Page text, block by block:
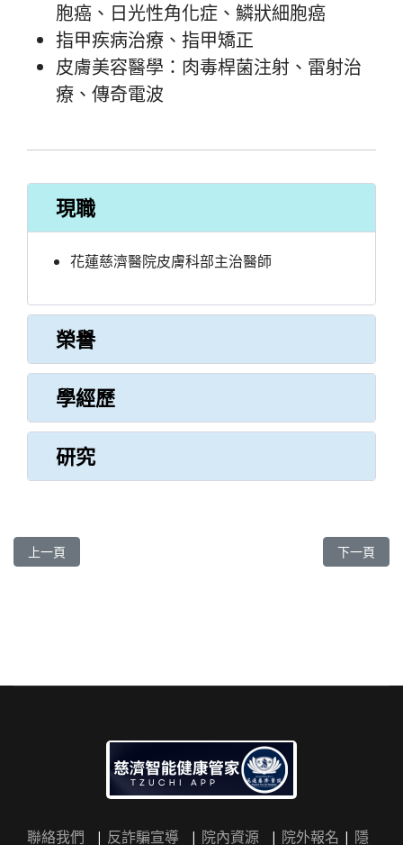
胞癌、日光性角化症、鱗狀細胞癌
指甲疾病治療、指甲矯正
皮膚美容醫學：肉毒桿菌注射、雷射治
療、傳奇電波
現職
花蓮慈濟醫院皮膚科部主治醫師
榮譽
學經歷
研究
上一篇文章: 洪崧壬 醫師
上一頁 下一篇文
下一頁
聯絡我們 | 反詐騙宣導 | 院內資源 | 院外報名 | 隱